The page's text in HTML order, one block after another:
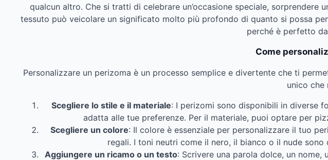
qualcun altro. Che si tratti di celebrare un’occasione speciale,
tessuto può veicolare un significato molto più profondo di quanto si possa
perché è perfetto
Come
Personalizzare un perizoma è un processo semplice e divertente che ti
unico che
Scegliere lo stile e il materiale: I perizomi sono disponibili in diverse
adatta alle tue preferenze. Per il materiale, puoi optare per
Scegliere un colore: Il colore è essenziale per personalizzare il tuo
regali. I toni neutri come il nero, il bianco o il nude
Aggiungere un ricamo o un testo: Scrivere una parola dolce, un